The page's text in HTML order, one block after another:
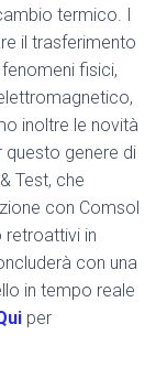
termico. I
il trasferimento
fisici,
inoltre le novità
questo genere di
Test, che
con Comsol
retroattivi in
con una
in tempo reale
per